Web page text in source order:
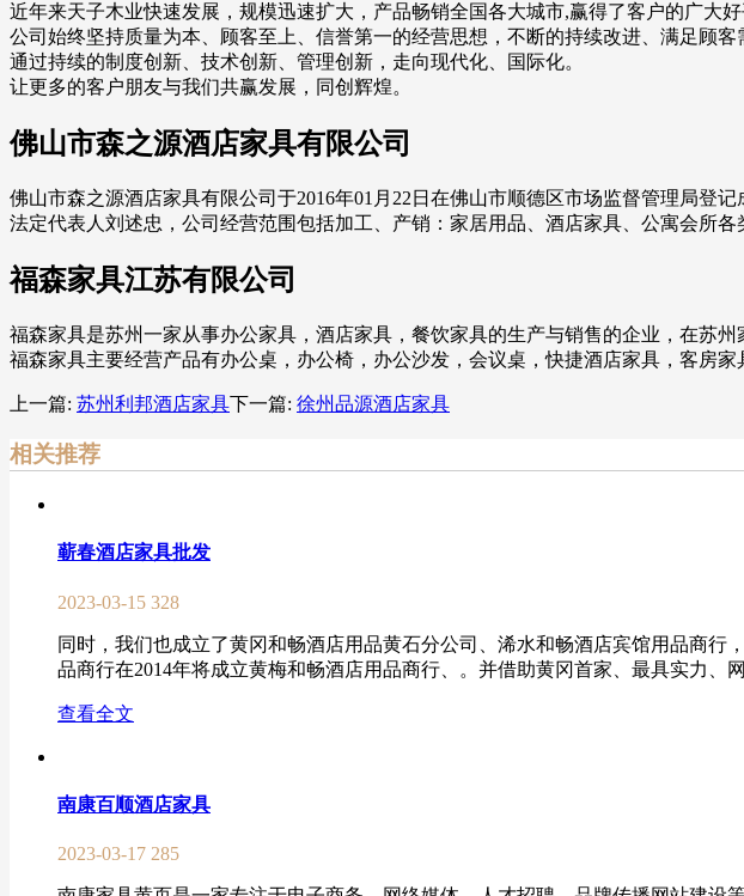
近年来天子木业快速发展，规模迅速扩大，产品畅销全国各大城市,赢得了客户的广大好
公司始终坚持质量为本、顾客至上、信誉第一的经营思想，不断的持续改进、满足顾客
通过持续的制度创新、技术创新、管理创新，走向现代化、国际化。
让更多的客户朋友与我们共赢发展，同创辉煌。
佛山市森之源酒店家具有限公司
佛山市森之源酒店家具有限公司于2016年01月22日在佛山市顺德区市场监督管理局登记
法定代表人刘述忠，公司经营范围包括加工、产销：家居用品、酒店家具、公寓会所各
福森家具江苏有限公司
福森家具是苏州一家从事办公家具，酒店家具，餐饮家具的生产与销售的企业，在苏州
福森家具主要经营产品有办公桌，办公椅，办公沙发，会议桌，快捷酒店家具，客房
上一篇: 苏州利邦酒店家具下一篇: 徐州品源酒店家具
相关推荐
蕲春酒店家具批发
2023-03-15 328
同时，我们也成立了黄冈和畅酒店用品黄石分公司、浠水和畅酒店宾馆用品商
品商行在2014年将成立黄梅和畅酒店用品商行、。并借助黄冈首家、最具实力、
查看全文
南康百顺酒店家具
2023-03-17 285